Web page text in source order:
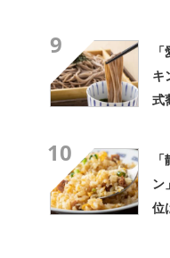
9
キ
式
10
ン
位